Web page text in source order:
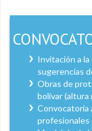
Invitación a
sugerencias
Obras de
bolívar (altura
Convocatoria
profesionales